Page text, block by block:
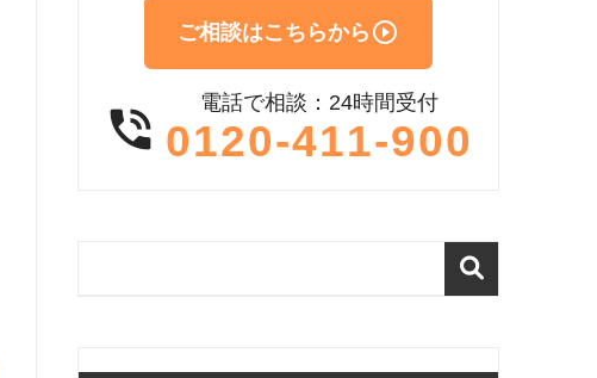
ご相談はこちらから 
 電話で相談：24時間受付
0120-411-900